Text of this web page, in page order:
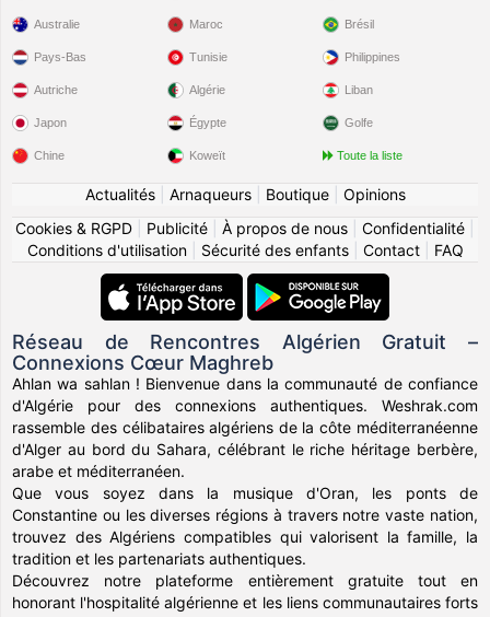
Australie
Pays-Bas
Autriche
Japon
Chine
Maroc
Tunisie
Algérie
Égypte
Koweït
Brésil
Philippines
Liban
Golfe
Toute la liste
Actualités| Arnaqueurs| Boutique| Opinions
Cookies & RGPD
Publicité À propos de nous Confidentialité
Conditions d'utilisation| Sécurité des enfants| Contact| FAQ
Réseau de Rencontres Algérien Gratuit –
Connexions Cœur Maghreb
Ahlan wa sahlan ! Bienvenue dans la communauté de confiance
d'Algérie pour des connexions authentiques. Weshrak.com
rassemble des célibataires algériens de la côte méditerranéenne
d'Alger au bord du Sahara, célébrant le riche héritage berbère,
arabe et méditerranéen.
Que vous soyez dans la musique d'Oran, les ponts de
Constantine ou les diverses régions à travers notre vaste nation,
trouvez des Algériens compatibles qui valorisent la famille, la
tradition et les partenariats authentiques.
Découvrez notre plateforme entièrement gratuite tout en
honorant l'hospitalité algérienne et les liens communautaires forts